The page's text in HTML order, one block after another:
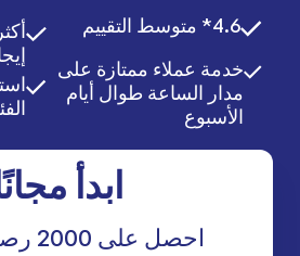
4.6* متوسط التقييم
خدمة عملاء ممتازة على
مدار الساعة طوال أيام
الأسبوع
ابدأ
احصل على 2000 رصيد مجاني